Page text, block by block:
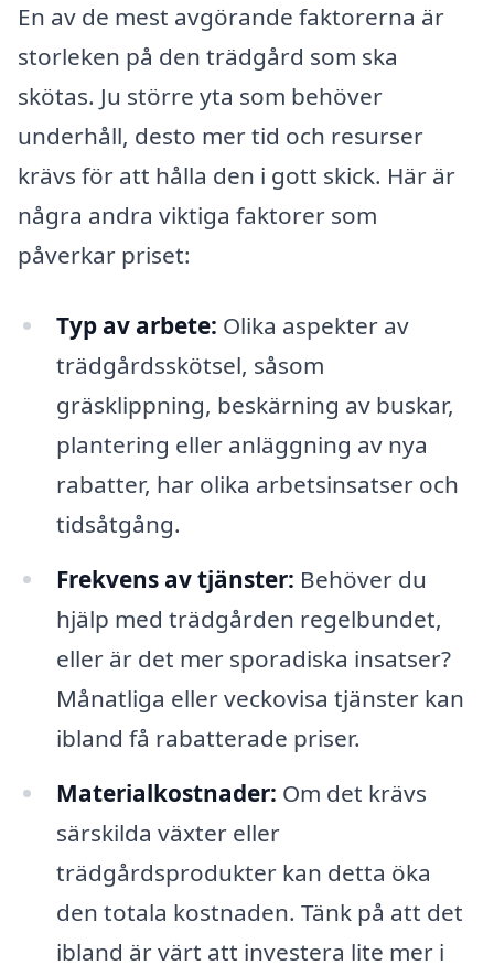
En av de mest avgörande faktorerna är
storleken på den trädgård som ska
skötas. Ju större yta som behöver
underhåll, desto mer tid och resurser
krävs för att hålla den i gott skick. Här är
några andra viktiga faktorer som
påverkar priset:
Typ av arbete: Olika aspekter av
trädgårdsskötsel, såsom
gräsklippning, beskärning av buskar,
plantering eller anläggning av nya
rabatter, har olika arbetsinsatser och
tidsåtgång.
Frekvens av tjänster: Behöver du
hjälp med trädgården regelbundet,
eller är det mer sporadiska insatser?
Månatliga eller veckovisa tjänster kan
ibland få rabatterade priser.
Materialkostnader: Om det krävs
särskilda växter eller
trädgårdsprodukter kan detta öka
den totala kostnaden. Tänk på att det
ibland är värt att investera lite mer i